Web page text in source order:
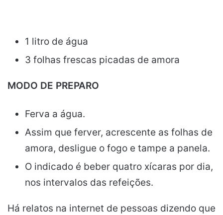
1 litro de água
3 folhas frescas picadas de amora
MODO DE PREPARO
Ferva a água.
Assim que ferver, acrescente as folhas de
amora, desligue o fogo e tampe a panela.
O indicado é beber quatro xícaras por dia,
nos intervalos das refeições.
Há relatos na internet de pessoas dizendo que